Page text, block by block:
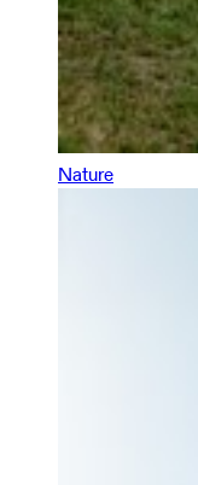
Nature